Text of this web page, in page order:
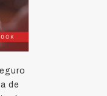
de